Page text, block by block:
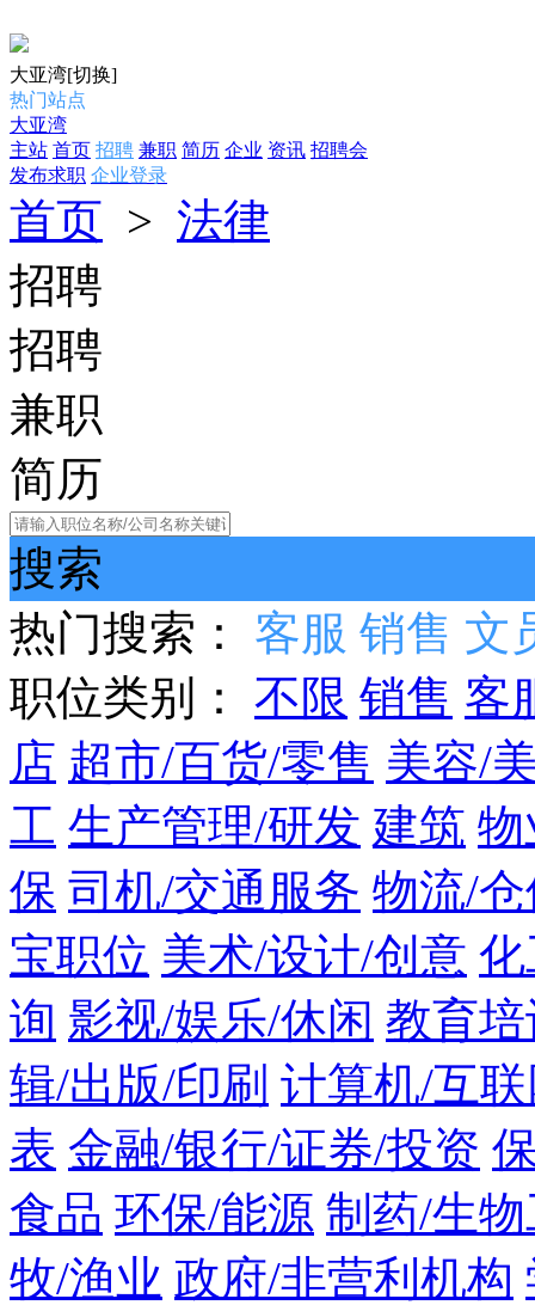
大亚湾[切换]
热门站点
大亚湾
主站 首页 招聘 兼职 简历 企业 资讯 招聘会
发布求职 企业登录
首页 > 法律
招聘
招聘
兼职
简历
搜索
热门搜索：
客服 销售 文
职位类别：
不限 销售 客
店 超市/百货/零售 美容/
工 生产管理/研发 建筑 物
保 司机/交通服务 物流/
宝职位 美术/设计/创意
询 影视/娱乐/休闲 教育
辑/出版/印刷 计算机/互
表 金融/银行/证券/投资
食品 环保/能源 制药/生
牧/渔业 政府/非营利机构